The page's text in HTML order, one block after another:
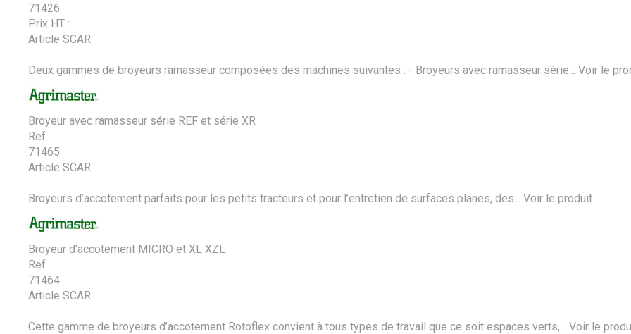
71426
Prix HT :
Article SCAR
Deux gammes de broyeurs ramasseur composées des machines suivantes : - Broyeurs avec ramasseur série... Voir le
Broyeur avec ramasseur série REF et série XR
Ref
71465
Article SCAR
Broyeurs d’accotement parfaits pour les petits tracteurs et pour l’entretien de surfaces planes, des... Voir le produit
Broyeur d'accotement MICRO et XL XZL
Ref
71464
Article SCAR
Cette gamme de broyeurs d’accotement Rotoflex convient à tous types de travail que ce soit espaces verts,... Voir le